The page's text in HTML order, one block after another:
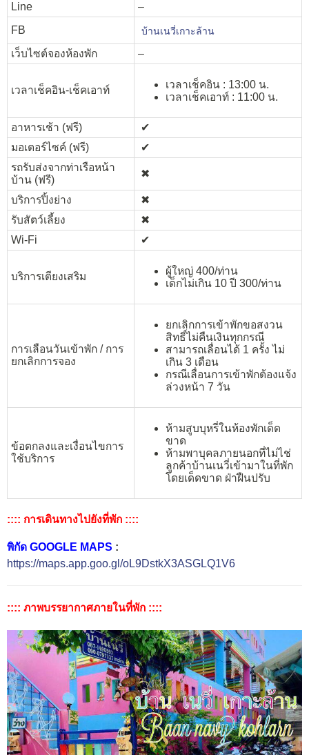
Line
–
FB
บ้านเนวี่เกาะล้าน
เว็บไซต์จองห้องพัก –
เวลาเช็คอิน-เช็คเอาท์
เวลาเช็คอิน : 13:00 น.
เวลาเช็คเอาท์ : 11:00 น.
อาหารเช้า (ฟรี)
✔︎
มอเตอร์ไซค์ (ฟรี)
✔︎
รถรับส่งจากท่าเรือหน้า
บ้าน (ฟรี)
✖︎
บริการปิ้งย่าง
✖︎
รับสัตว์เลี้ยง
✖︎
Wi-Fi
✔︎
บริการเตียงเสริม
ผู้ใหญ่ 400/ท่าน
เด็กไม่เกิน 10 ปี 300/ท่าน
การเลือนวันเข้าพัก / การ
ยกเลิกการจอง
ยกเลิกการเข้าพักขอสงวน
สิทธิ์ไม่คืนเงินทุกกรณี
สามารถเลื่อนได้ 1 ครั้ง ไม่
เกิน 3 เดือน
กรณีเลื่อนการเข้าพักต้องแจ้ง
ล่วงหน้า 7 วัน
ข้อตกลงและเงื่อนไขการ
ใช้บริการ
ห้ามสูบบุหรี่ในห้องพักเด็ด
ขาด
ห้ามพาบุคลภายนอกที่ไม่ไช่
ลูกค้าบ้านเนวี่เข้ามาในที่พัก
โดยเด็ดขาด ฝ่าฝืนปรับ
:::: การเดินทางไปยังที่พัก ::::
พิกัด GOOGLE MAPS :
https://maps.app.goo.gl/oL9DstkX3ASGLQ1V6
:::: ภาพบรรยากาศภายในที่พัก ::::